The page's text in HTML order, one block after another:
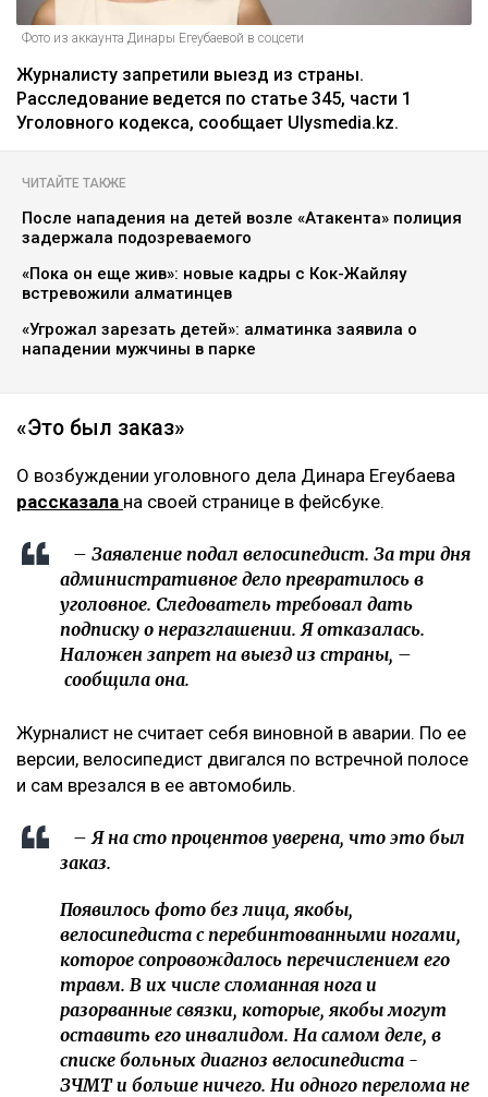
Фото из аккаунта Динары Егеубаевой в соцсети
Журналисту запретили выезд из страны.
Расследование ведется по статье 345, части 1
Уголовного кодекса, сообщает Ulysmedia.kz.
ЧИТАЙТЕ ТАКЖЕ
После нападения на детей возле «Атакента» полиция
задержала подозреваемого
«Пока он еще жив»: новые кадры с Кок-Жайляу
встревожили алматинцев
«Угрожал зарезать детей»: алматинка заявила о
нападении мужчины в парке
«Это был заказ»
О возбуждении уголовного дела Динара Егеубаева
рассказала на своей странице в фейсбуке.
– Заявление подал велосипедист. За три дня
административное дело превратилось в
уголовное. Следователь требовал дать
подписку о неразглашении. Я отказалась.
Наложен запрет на выезд из страны, –
сообщила она.
Журналист не считает себя виновной в аварии. По ее
версии, велосипедист двигался по встречной полосе
и сам врезался в ее автомобиль.
– Я на сто процентов уверена, что это был
заказ.
Появилось фото без лица, якобы,
велосипедиста с перебинтованными ногами,
которое сопровождалось перечислением его
травм. В их числе сломанная нога и
разорванные связки, которые, якобы могут
оставить его инвалидом. На самом деле, в
списке больных диагноз велосипедиста -
ЗЧМТ и больше ничего. Ни одного перелома не